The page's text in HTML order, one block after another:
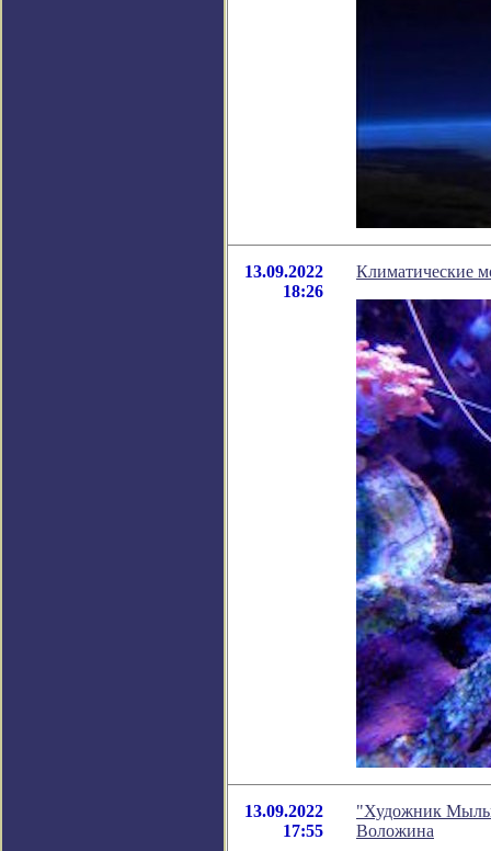
13.09.2022
18:26
Климатические
13.09.2022
17:55
"Художник
Воложина